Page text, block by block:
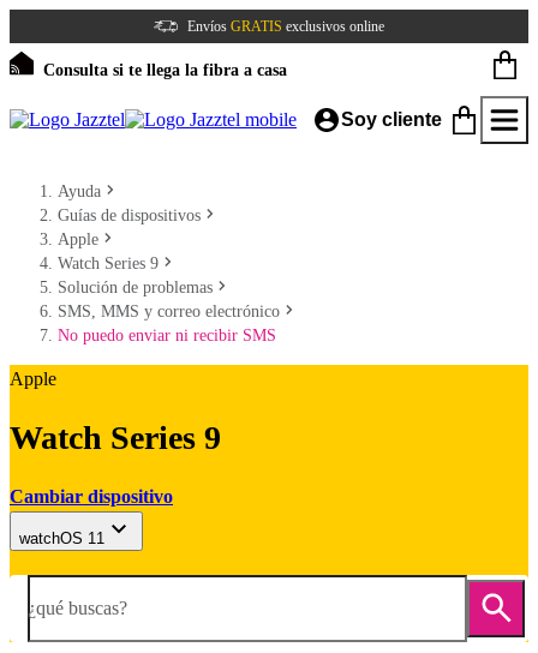
Envíos GRATIS exclusivos online
Consulta si te llega la fibra a casa
Soy cliente
Ayuda
Guías de dispositivos
Apple
Watch Series 9
Solución de problemas
SMS, MMS y correo electrónico
No puedo enviar ni recibir SMS
Apple
Watch Series 9
Cambiar dispositivo
watchOS 11
¿qué buscas?